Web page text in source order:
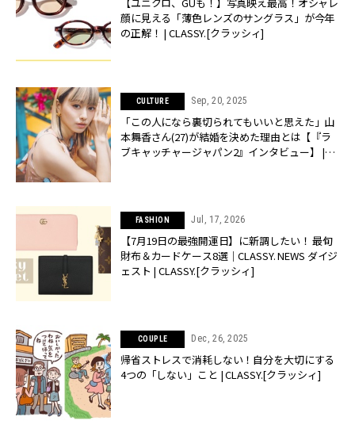
顔に見える「薄色レンズのサングラス」が今年
の正解！ | CLASSY.[クラッシィ]
CULTURE Sep, 20, 2025
「この人になら裏切られてもいいと思えた」山
本舞香さん(27)が結婚を決めた理由とは【『ラ
ブキャッチャージャパン2』インタビュー】 |
FASHION Jul, 17, 2026
【7月19日の最強開運日】に新調したい！ 最旬
財布＆カードケース8選｜CLASSY. NEWS ダイジ
ェスト | CLASSY.[クラッシィ]
COUPLE Dec, 26, 2025
帰省ストレスで消耗しない！自分を大切にする
4つの「しない」こと | CLASSY.[クラッシィ]